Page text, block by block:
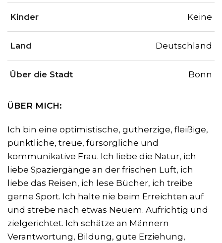
Kinder Keine
Land Deutschland
Über die Stadt Bonn
ÜBER MICH:
Ich bin eine optimistische, gutherzige, fleißige,
pünktliche, treue, fürsorgliche und
kommunikative Frau. Ich liebe die Natur, ich
liebe Spaziergänge an der frischen Luft, ich
liebe das Reisen, ich lese Bücher, ich treibe
gerne Sport. Ich halte nie beim Erreichten auf
und strebe nach etwas Neuem. Aufrichtig und
zielgerichtet. Ich schätze an Männern
Verantwortung, Bildung, gute Erziehung,